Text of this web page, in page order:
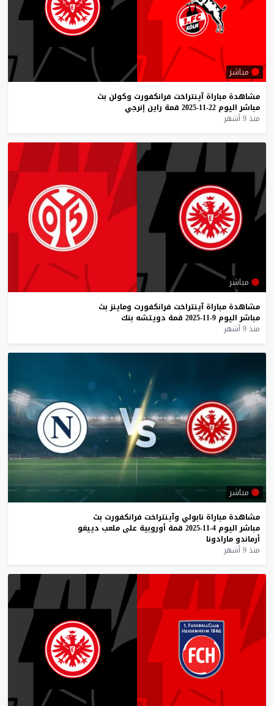
مباشر
مشاهدة مباراة آينتراخت فرانكفورت وكولن بث
مباشر اليوم 22-11-2025 قمة راين إنرجي
منذ 9 أشهر
مباشر
مشاهدة مباراة آينتراخت فرانكفورت وماينز بث
مباشر اليوم 9-11-2025 قمة دويتشه بنك
منذ 9 أشهر
مباشر
مشاهدة مباراة نابولي وآينتراخت فرانكفورت بث
مباشر اليوم 4-11-2025 قمة أوروبية على ملعب دييغو
أرماندو مارادونا
منذ 9 أشهر